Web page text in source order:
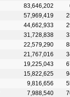
83,646,202
57,969,419
44,662,933
31,728,838
22,579,290
21,767,016
19,225,043
15,822,625
9,816,656
7,988,540